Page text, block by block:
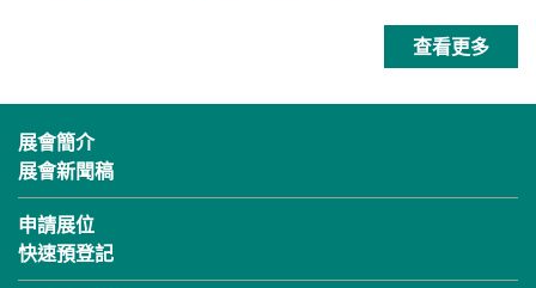
查看更多
展會簡介
展會新聞稿
申請展位
快速預登記